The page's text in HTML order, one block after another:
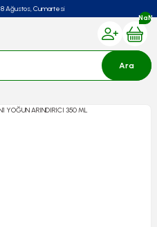
8 Ağustos, Cumartesi
Ara
NaN